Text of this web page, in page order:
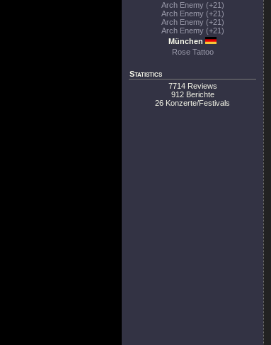
Arch Enemy (+21)
Arch Enemy (+21)
Arch Enemy (+21)
Arch Enemy (+21)
München
Rose Tattoo
Statistics
7714 Reviews
912 Berichte
26 Konzerte/Festivals